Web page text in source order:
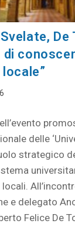
De
di
delle
strategico
e delegato
Felice De